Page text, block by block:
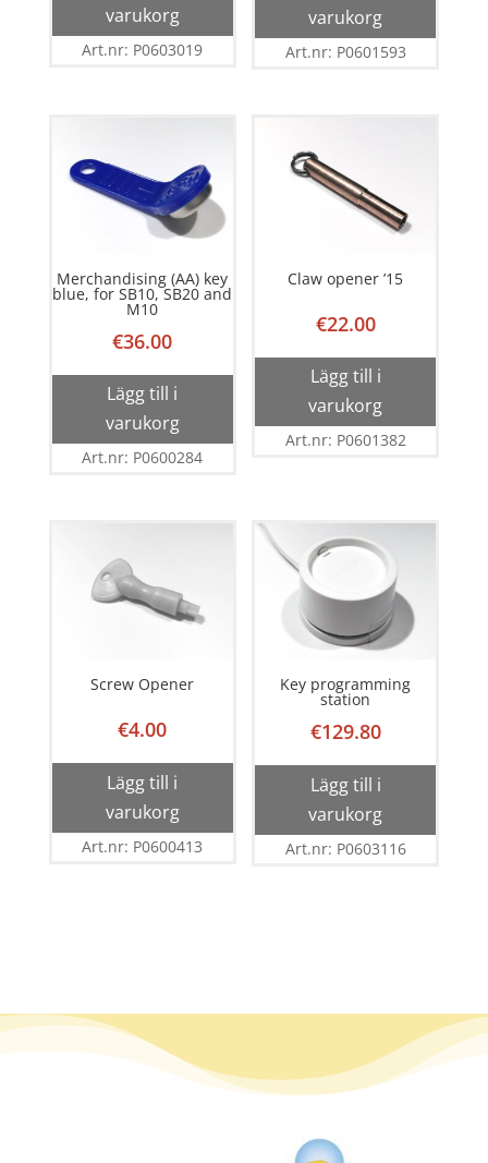
varukorg
Art.nr: P0603019
varukorg
Art.nr: P0601593
Merchandising (AA) key
blue, for SB10, SB20 and
M10
€36.00
Lägg till i
varukorg
Art.nr: P0600284
Claw opener ’15
€22.00
Lägg till i
varukorg
Art.nr: P0601382
Screw Opener
€4.00
Lägg till i
varukorg
Art.nr: P0600413
Key programming
station
€129.80
Lägg till i
varukorg
Art.nr: P0603116